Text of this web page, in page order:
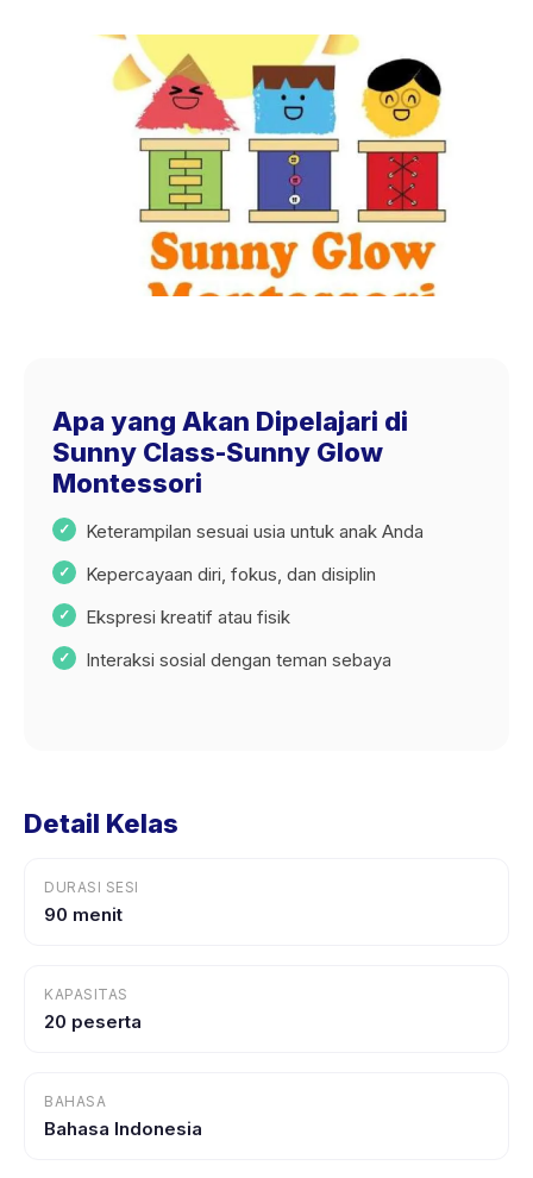
Apa yang Akan Dipelajari di
Sunny Class-Sunny Glow
Montessori
Keterampilan sesuai usia untuk anak Anda
Kepercayaan diri, fokus, dan disiplin
Ekspresi kreatif atau fisik
Interaksi sosial dengan teman sebaya
Detail Kelas
DURASI SESI
90 menit
KAPASITAS
20 peserta
BAHASA
Bahasa Indonesia